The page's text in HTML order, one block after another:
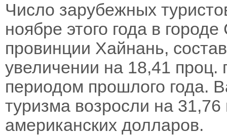
Число зарубежных
ноябре этого года в
провинции Хайнань,
увеличении на 18,41
периодом прошлого года.
туризма возросли на
американских долларов.